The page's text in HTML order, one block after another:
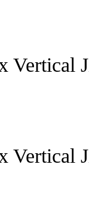
Vertical
Vertical